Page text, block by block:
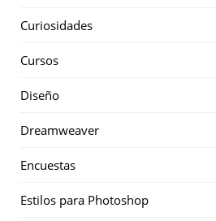
Curiosidades
Cursos
Diseño
Dreamweaver
Encuestas
Estilos para Photoshop